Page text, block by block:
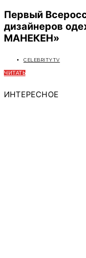
Первый
дизайнеров
МАНЕКЕН»
CELEBRITYTV
ЧИТАТЬ
ИНТЕРЕСНОЕ